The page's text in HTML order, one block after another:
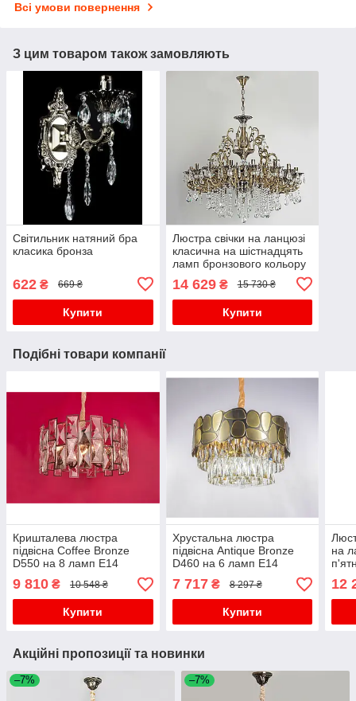
Всі умови повернення
З цим товаром також замовляють
Світильник натяний бра
класика бронза
622 ₴ 669 ₴
Купити
Люстра свічки на ланцюзі
класична на шістнадцять
ламп бронзового кольору
14 629₴ 15 730 ₴
Купити
Подібні товари компанії
Кришталева люстра
підвісна Coffee Bronze
D550 на 8 ламп E14
сучасна класика кавова
бронза лофт
9 810 ₴ 10 548 ₴
Купити
Хрустальна люстра
підвісна Antique Bronze
D460 на 6 ламп E14
сучасна класика бронза
каскад артдеко
7 717₴ 8 297 ₴
Купити
на
12
Акційні пропозиції та новинки
–7% –7%